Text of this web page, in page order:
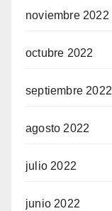
noviembre 2022
octubre 2022
septiembre 2022
agosto 2022
julio 2022
junio 2022